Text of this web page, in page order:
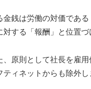
金銭は労働の対価であ
対する「報酬」と位置づ
、原則として社長を雇
ティネットからも除外し